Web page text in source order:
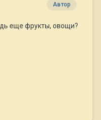
Автор
еще фрукты, овощи?